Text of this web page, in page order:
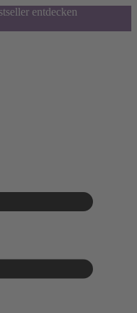
entdecken